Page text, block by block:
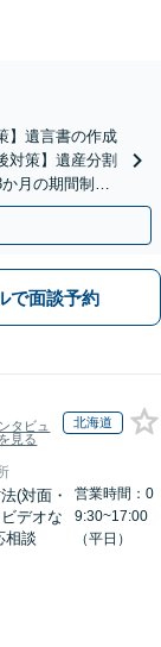
】遺言書の作成
対策】遺産分割
月の期間制限
あり】
で面談予約
タビュ
見る
北海道
(対面・
デオな
相談
営業時間：0
9:30~17:00
（平日）